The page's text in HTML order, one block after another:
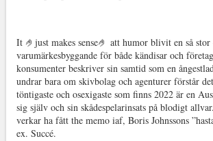
It 🤌just makes sense🤌 att humor blivit en så stor
varumärkesbyggande för både kändisar och
konsumenter beskriver sin samtid som en
undrar bara om skivbolag och agenturer förstår
töntigaste och osexigaste som finns 2022 är en
sig själv och sin skådespelarinsats på blodigt
verkar ha fått the memo iaf, Boris Johnssons
ex. Succé.